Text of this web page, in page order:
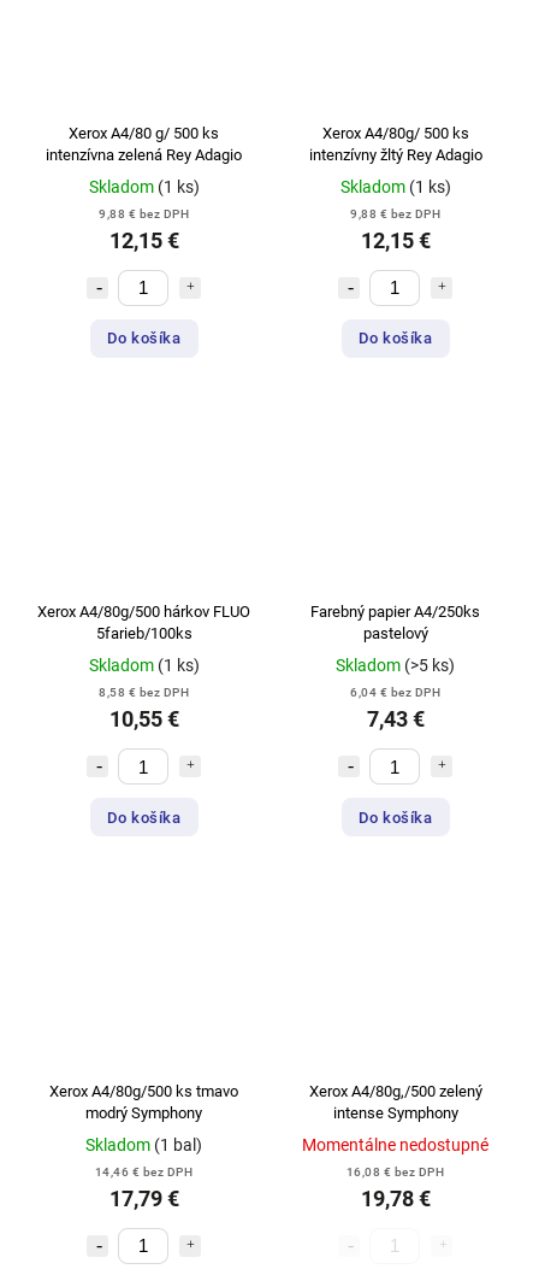
Xerox A4/80 g/ 500 ks
intenzívna zelená Rey Adagio
Skladom (1 ks)
9,88 € bez DPH
12,15 €
Do košíka
Xerox A4/80g/ 500 ks
intenzívny žltý Rey Adagio
Skladom (1 ks)
9,88 € bez DPH
12,15 €
Do košíka
Xerox A4/80g/500 hárkov FLUO
5farieb/100ks
Skladom (1 ks)
8,58 € bez DPH
10,55 €
Do košíka
Farebný papier A4/250ks
pastelový
Skladom (>5 ks)
6,04 € bez DPH
7,43 €
Do košíka
Xerox A4/80g/500 ks tmavo
modrý Symphony
Skladom (1 bal)
14,46 € bez DPH
17,79 €
Xerox A4/80g,/500 zelený
intense Symphony
Momentálne nedostupné
16,08 € bez DPH
19,78 €